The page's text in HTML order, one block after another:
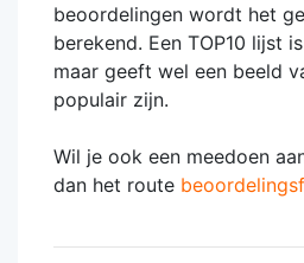
beoordelingen wordt het
berekend. Een TOP10 lijst
maar geeft wel een beeld
populair zijn.
Wil je ook een meedoen
dan het route